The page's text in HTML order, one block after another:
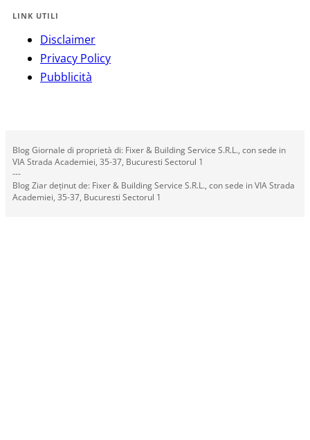
LINK UTILI
Disclaimer
Privacy Policy
Pubblicità
Blog Giornale di proprietà di: Fixer & Building Service S.R.L., con sede in
VIA Strada Academiei, 35-37, Bucuresti Sectorul 1
---
Blog Ziar deținut de: Fixer & Building Service S.R.L., con sede in VIA Strada
Academiei, 35-37, Bucuresti Sectorul 1